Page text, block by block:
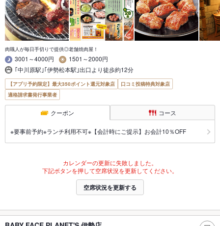
肉職人が毎日手切りで提供◎老舗焼肉屋！
3001～4000円
1501～2000円
｢中川原駅｣｢伊勢松本駅｣出口より徒歩約12分
【アプリ予約限定】最大350ポイント還元対象店
口コミ投稿特典対象店
適格請求書発行事業者
クーポン コース
※要事前予約※ランチ利用不可※【会計時にご提示】お会計10％OFF
カレンダーの更新に失敗しました。
下記ボタンを押して空席状況を更新してください。
空席状況を更新する